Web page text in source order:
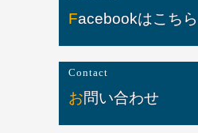
Facebookはこちら
Contact
お問い合わせ